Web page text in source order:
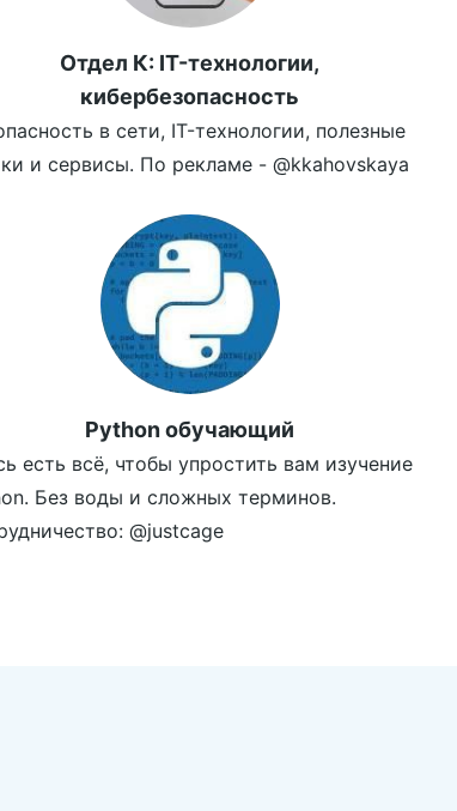
Отдел К: IT-технологии,
кибербезопасность
в сети, IT-технологии, полезные
и сервисы. По рекламе - @kkahovskaya
Python обучающий
есть всё, чтобы упростить вам изучение
Без воды и сложных терминов.
@justcage